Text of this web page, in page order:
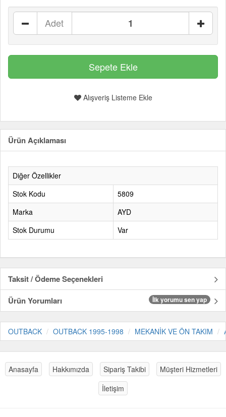
Adet
Alışveriş Listeme Ekle
Ürün Açıklaması
Diğer Özellikler
Stok Kodu
5809
Marka
AYD
Stok Durumu
Var
Taksit / Ödeme Seçenekleri
Ürün Yorumları
İlk yorumu sen yap
OUTBACK OUTBACK 1995-1998 MEKANİK VE ÖN TAKIM
Anasayfa Hakkımızda Sipariş Takibi
Müşteri Hizmetleri
İletişim